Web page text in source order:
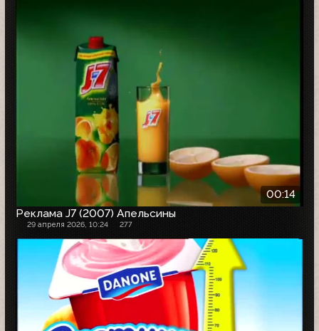
00:14
Реклама J7 (2007) Апельсины
29 апреля 2026, 10:24 277